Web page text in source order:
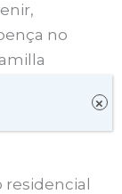
no
residencial
×